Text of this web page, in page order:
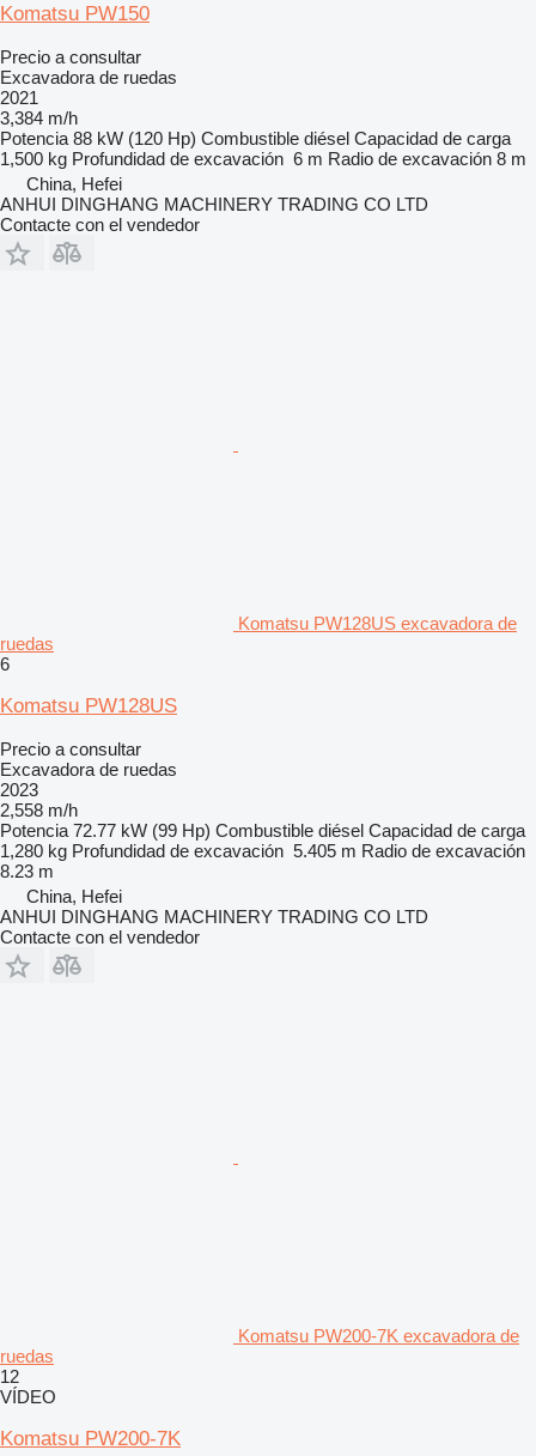
Komatsu PW150
Precio a consultar
Excavadora de ruedas
2021
3,384 m/h
Potencia 88 kW (120 Hp) Combustible diésel Capacidad de carga
1,500 kg Profundidad de excavación 6 m Radio de excavación 8 m
China, Hefei
ANHUI DINGHANG MACHINERY TRADING CO LTD
Contacte con el vendedor
Komatsu PW128US excavadora de
ruedas
6
Komatsu PW128US
Precio a consultar
Excavadora de ruedas
2023
2,558 m/h
Potencia 72.77 kW (99 Hp) Combustible diésel Capacidad de carga
1,280 kg Profundidad de excavación 5.405 m Radio de excavación
8.23 m
China, Hefei
ANHUI DINGHANG MACHINERY TRADING CO LTD
Contacte con el vendedor
Komatsu PW200-7K excavadora de
ruedas
12
VÍDEO
Komatsu PW200-7K